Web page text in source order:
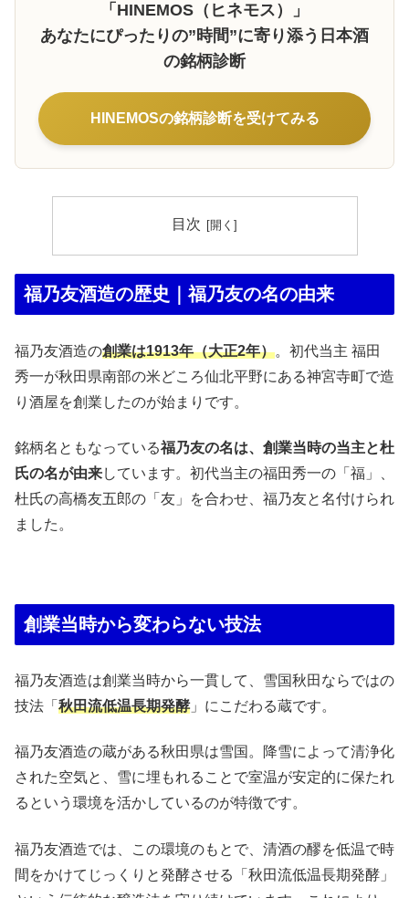
「HINEMOS（ヒネモス）」
あなたにぴったりの”時間”に寄り添う日本酒
の銘柄診断
HINEMOSの銘柄診断を受けてみる
目次
福乃友酒造の歴史｜福乃友の名の由来
福乃友酒造の創業は1913年（大正2年）。初代当主 福田
秀一が秋田県南部の米どころ仙北平野にある神宮寺町で造
り酒屋を創業したのが始まりです。
銘柄名ともなっている福乃友の名は、創業当時の当主と杜
氏の名が由来しています。初代当主の福田秀一の「福」、
杜氏の高橋友五郎の「友」を合わせ、福乃友と名付けられ
ました。
創業当時から変わらない技法
福乃友酒造は創業当時から一貫して、雪国秋田ならではの
技法「 秋田流低温長期発酵」にこだわる蔵です。
福乃友酒造の蔵がある秋田県は雪国。降雪によって清浄化
された空気と、雪に埋もれることで室温が安定的に保たれ
るという環境を活かしているのが特徴です。
福乃友酒造では、この環境のもとで、清酒の醪を低温で時
間をかけてじっくりと発酵させる「秋田流低温長期発酵」